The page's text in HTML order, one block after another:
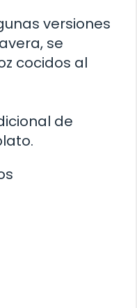
versiones
se
cocidos al
de